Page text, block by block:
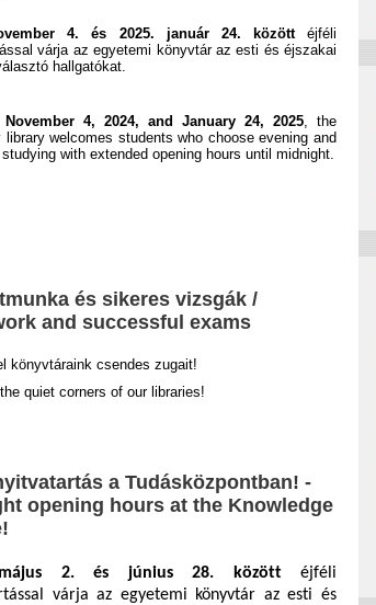
4. és 2025. január 24. közöttéjféli
várja az egyetemi könyvtár az esti és éjszakai
hallgatókat.
November 4, 2024, and January 24, 2025, the
library welcomes students who choose evening and
with extended opening hours until midnight.
és sikeres vizsgák /
and successful exams
könyvtáraink csendes zugait!
quiet corners of our libraries!
a Tudásközpontban! -
opening hours at the Knowledge
2. és június 28. között
éjféli
várja az egyetemi könyvtár az esti és